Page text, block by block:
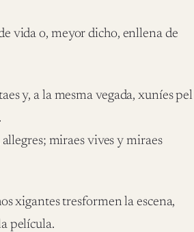
vida o, meyor dicho, enllena de
y, a la mesma vegada, xuníes pel
miraes vives y miraes
xigantes tresformen la escena,
película.